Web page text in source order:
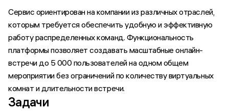
Сервис ориентирован на компании из различных отраслей,
которым требуется обеспечить удобную и эффективную
работу распределенных команд. Функциональность
платформы позволяет создавать масштабные онлайн-
встречи до 5 000 пользователей на одном общем
мероприятии без ограничений по количеству виртуальных
комнат и длительности встречи.
Задачи